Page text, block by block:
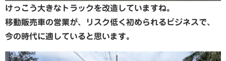
けっこう大きなトラックを改造していますね。
移動販売車の営業が、リスク低く初められるビジネスで、
今の時代に適していると思います。